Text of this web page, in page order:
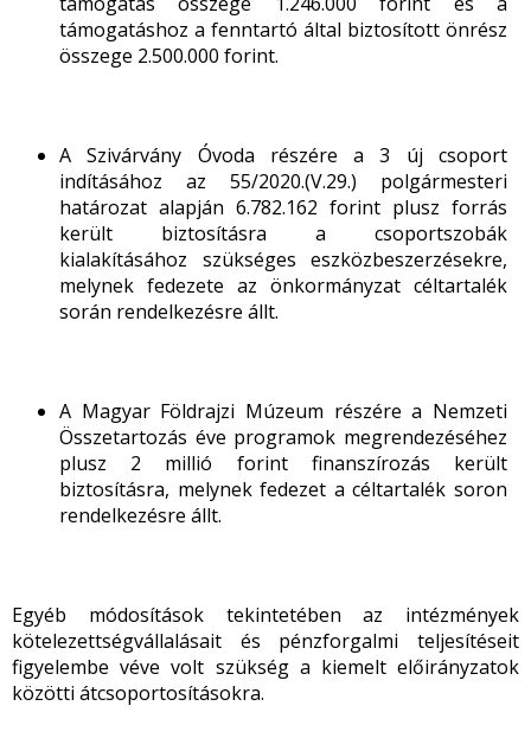
támogatáshoz a fenntartó által biztosított önrész
összege 2.500.000 forint.
A Szivárvány Óvoda részére a 3 új csoport
indításához az 55/2020.(V.29.) polgármesteri
határozat alapján 6.782.162 forint plusz forrás
került biztosításra a csoportszobák
kialakításához szükséges eszközbeszerzésekre,
melynek fedezete az önkormányzat céltartalék
során rendelkezésre állt.
A Magyar Földrajzi Múzeum részére a Nemzeti
Összetartozás éve programok megrendezéséhez
plusz 2 millió forint finanszírozás került
biztosításra, melynek fedezet a céltartalék soron
rendelkezésre állt.
Egyéb módosítások tekintetében az intézmények
kötelezettségvállalásait és pénzforgalmi teljesítéseit
figyelembe véve volt szükség a kiemelt előirányzatok
közötti átcsoportosításokra.